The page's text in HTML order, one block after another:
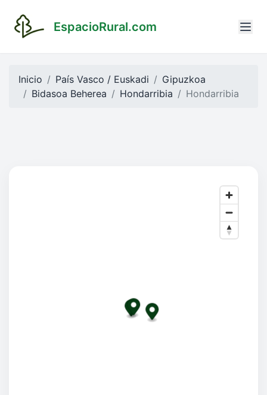
EspacioRural.com
Inicio País Vasco / Euskadi
Gipuzkoa
Bidasoa Beherea
Hondarribia Hondarribia